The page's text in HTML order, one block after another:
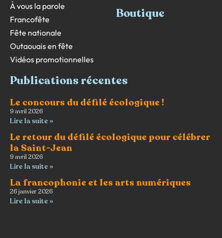
À vous la parole
Francofête
Fête nationale
Outaouais en fête
Vidéos promotionnelles
Boutique
Publications récentes
Le concours du défilé écologique !
9 avril 2026
Lire la suite »
Le retour du défilé écologique pour célébrer
la Saint-Jean
9 avril 2026
Lire la suite »
La francophonie et les arts numériques
26 janvier 2026
Lire la suite »